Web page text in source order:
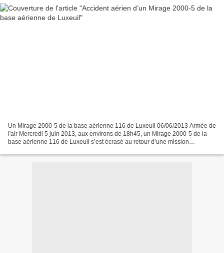
Un Mirage 2000-5 de la base aérienne 116 de Luxeuil 06/06/2013 Armée de
l'air Mercredi 5 juin 2013, aux environs de 18h45, un Mirage 2000-5 de la
base aérienne 116 de Luxeuil s’est écrasé au retour d’une mission